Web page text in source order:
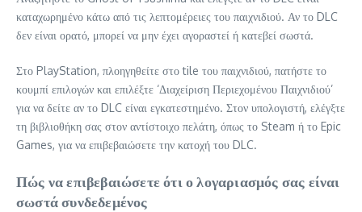
καταχωρημένο κάτω από τις λεπτομέρειες του παιχνιδιού. Αν το DLC
δεν είναι ορατό, μπορεί να μην έχει αγοραστεί ή κατεβεί σωστά.
Στο PlayStation, πλοηγηθείτε στο tile του παιχνιδιού, πατήστε το
κουμπί επιλογών και επιλέξτε ‘Διαχείριση Περιεχομένου Παιχνιδιού’
για να δείτε αν το DLC είναι εγκατεστημένο. Στον υπολογιστή, ελέγξτε
τη βιβλιοθήκη σας στον αντίστοιχο πελάτη, όπως το Steam ή το Epic
Games, για να επιβεβαιώσετε την κατοχή του DLC.
Πώς να επιβεβαιώσετε ότι ο λογαριασμός σας είναι
σωστά συνδεδεμένος